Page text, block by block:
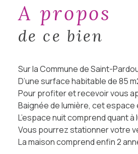
a propos
de ce bien
Sur la Commune de Saint-
D’une surface habitable de 85
Pour profiter et recevoir vous
Baignée de lumière, cet
L’espace nuit comprend quant
Vous pourrez stationner votre
La maison comprend enfin 2